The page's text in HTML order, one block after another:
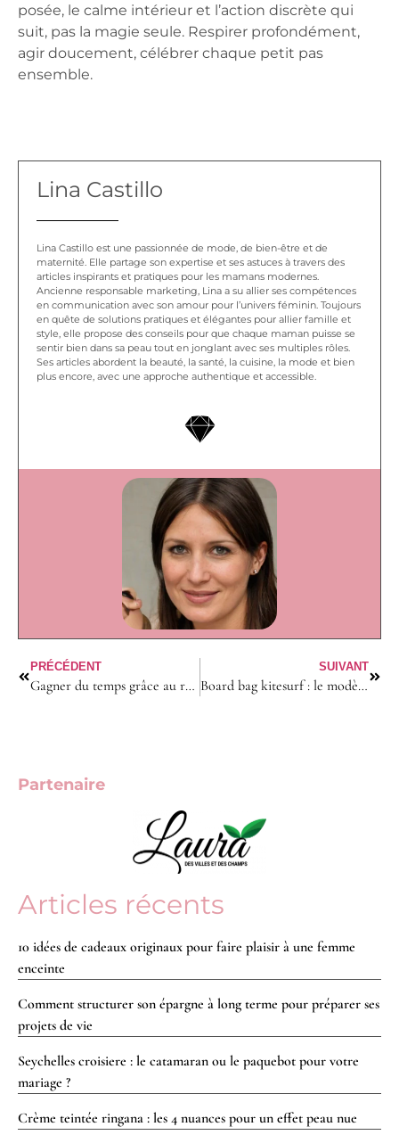
posée, le calme intérieur et l’action discrète qui
suit, pas la magie seule. Respirer profondément,
agir doucement, célébrer chaque petit pas
ensemble.
Lina Castillo
Lina Castillo est une passionnée de mode, de bien-être et de
maternité. Elle partage son expertise et ses astuces à travers des
articles inspirants et pratiques pour les mamans modernes.
Ancienne responsable marketing, Lina a su allier ses compétences
en communication avec son amour pour l’univers féminin. Toujours
en quête de solutions pratiques et élégantes pour allier famille et
style, elle propose des conseils pour que chaque maman puisse se
sentir bien dans sa peau tout en jonglant avec ses multiples rôles.
Ses articles abordent la beauté, la santé, la cuisine, la mode et bien
plus encore, avec une approche authentique et accessible.
PRÉCÉDENT
Gagner du temps grâce au repassage à domicile
SUIVANT
Board bag kitesurf : le modèle idéal pour voyager en avion ?
Partenaire
Articles récents
10 idées de cadeaux originaux pour faire plaisir à une femme
enceinte
Comment structurer son épargne à long terme pour préparer ses
projets de vie
Seychelles croisiere : le catamaran ou le paquebot pour votre
mariage ?
Crème teintée ringana : les 4 nuances pour un effet peau nue